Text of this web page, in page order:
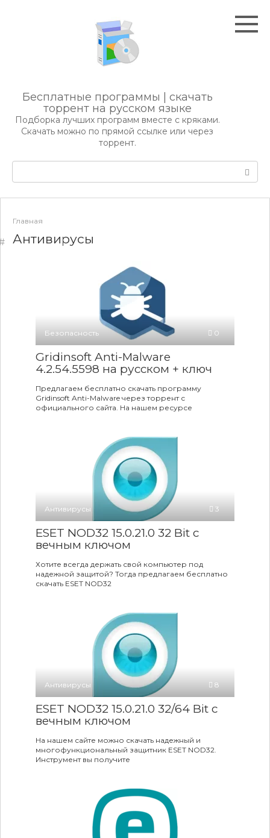
Бесплатные программы | скачать
торрент на русском языке
Подборка лучших программ вместе с кряками.
Скачать можно по прямой ссылке или через
торрент.
Главная
Антивирусы
Безопасность 0
Gridinsoft Anti-Malware
4.2.54.5598 на русском + ключ
Предлагаем бесплатно скачать программу
Gridinsoft Anti-Malware через торрент с
официального сайта. На нашем ресурсе
Антивирусы 3
ESET NOD32 15.0.21.0 32 Bit с
вечным ключом
Хотите всегда держать свой компьютер под
надежной защитой? Тогда предлагаем бесплатно
скачать ESET NOD32
Антивирусы 8
ESET NOD32 15.0.21.0 32/64 Bit с
вечным ключом
На нашем сайте можно скачать надежный и
многофункциональный защитник ESET NOD32.
Инструмент вы получите